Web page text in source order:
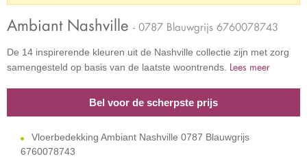
Ambiant Nashville - 0787 Blauwgrijs 6760078743
De 14 inspirerende kleuren uit de Nashville collectie zijn met zorg
samengesteld op basis van de laatste woontrends. Lees meer
Bel voor de scherpste prijs
Vloerbedekking Ambiant Nashville 0787 Blauwgrijs
6760078743